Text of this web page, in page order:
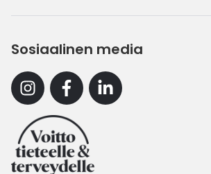
Sosiaalinen media
InstagramFacebookLinkedin